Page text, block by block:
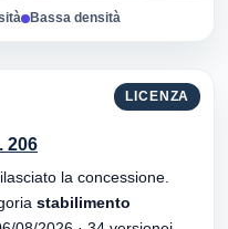
Bassa densità
LICENZA
206
la concessione.
stabilimento